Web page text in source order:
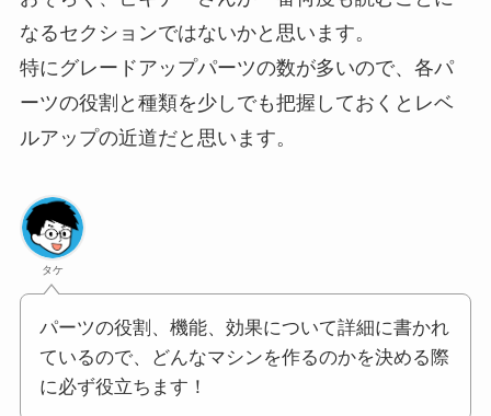
なるセクションではないかと思います。
特にグレードアップパーツの数が多いので、各パ
ーツの役割と種類を少しでも把握しておくとレベ
ルアップの近道だと思います。
タケ
パーツの役割、機能、効果について詳細に書かれ
ているので、どんなマシンを作るのかを決める際
に必ず役立ちます！